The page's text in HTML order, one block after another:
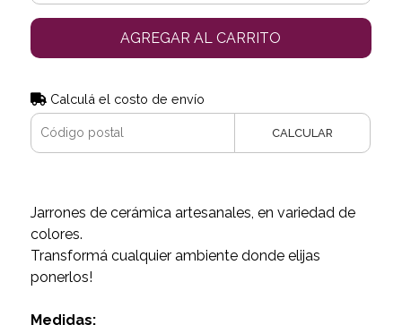
AGREGAR AL CARRITO
Calculá el costo de envío
CALCULAR
Jarrones de cerámica artesanales, en variedad de
colores.
Transformá cualquier ambiente donde elijas
ponerlos!
Medidas: